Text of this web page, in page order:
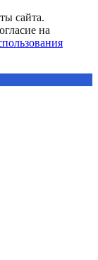
сайта.
на